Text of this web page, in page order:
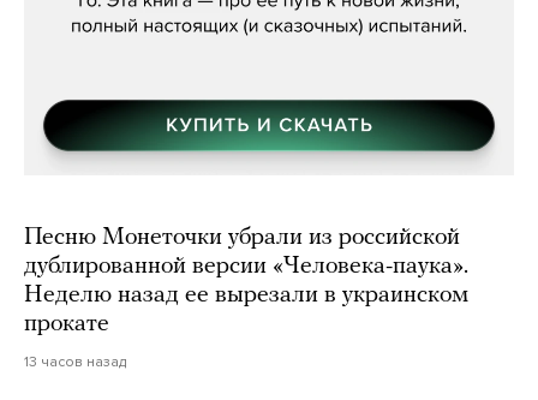
Песню Монеточки убрали из российской
дублированной версии «Человека-паука».
Неделю назад ее вырезали в украинском
прокате
13 часов назад